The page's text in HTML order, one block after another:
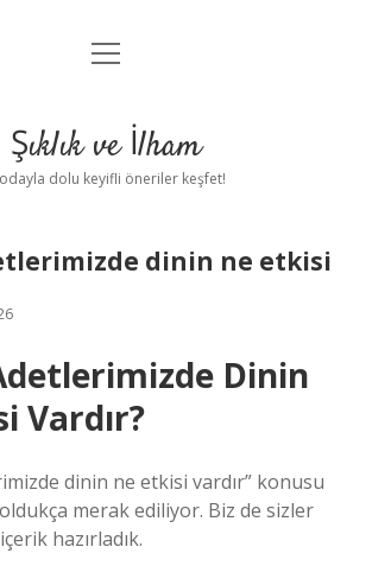
Anasayfa
Yasal Uyarı
menüyü
Şıklık ve İlham
dolu keyifli öneriler keşfet!
dinin ne etkisi
Dinin
Vardır?
dinin ne etkisi vardır” konusu
merak ediliyor. Biz de sizler
hazırladık.